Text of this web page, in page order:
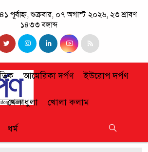
পূর্বাহ্ন, শুক্রবার, ০৭ অগাস্ট ২০২৬, ২৩ শ্রাবণ
১৪৩৩ বঙ্গাব্দ
আমেরিকা দর্পণ ইউরোপ দর্পণ
খেলাধুলা খোলা কলাম
ধর্ম